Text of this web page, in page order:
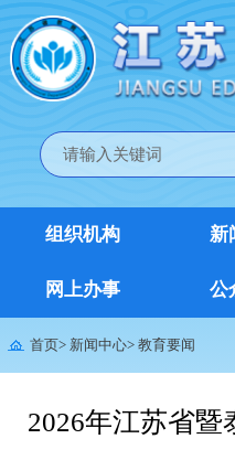
组织机构 新
网上办事 公
首页> 新闻中心> 教育要闻
2026年江苏省暨